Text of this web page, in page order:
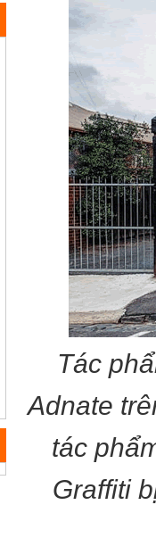
Tác
Adnate
tác
Graffiti